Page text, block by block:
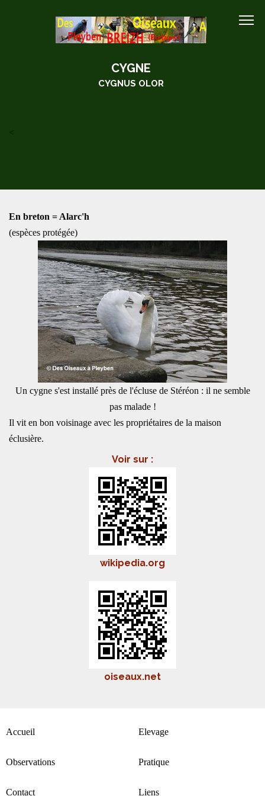
CYGNE
CYGNUS OLOR
<
En breton = Alarc'h
(espèces protégée)
Un cygne s'est installé près de l'écluse de Stéréon : il ne semble
pas malade !
Il vit en bon voisinage avec les propriétaires de la maison
éclusière.
Voir sur :
wikipedia.org
oiseaux.net
Accueil Elevage
Observations Pratique
Contact Liens